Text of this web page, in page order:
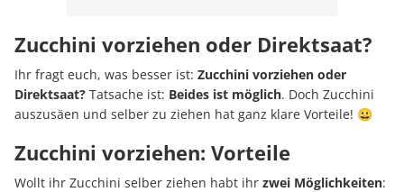
Zucchini vorziehen oder Direktsaat?
Ihr fragt euch, was besser ist: Zucchini vorziehen oder
Direktsaat? Tatsache ist: Beides ist möglich. Doch Zucchini
auszusäen und selber zu ziehen hat ganz klare Vorteile! 😀
Zucchini vorziehen: Vorteile
Wollt ihr Zucchini selber ziehen habt ihr zwei Möglichkeiten: